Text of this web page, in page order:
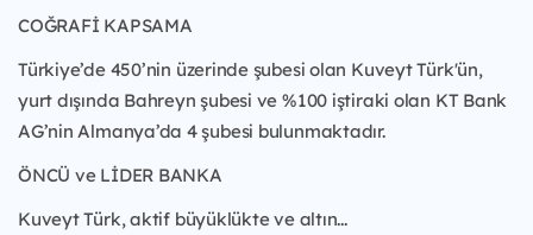
COĞRAFİ KAPSAMA
Türkiye’de 450’nin üzerinde şubesi olan Kuveyt Türk'ün,
yurt dışında Bahreyn şubesi ve %100 iştiraki olan KT Bank
AG’nin Almanya’da 4 şubesi bulunmaktadır.
ÖNCÜ ve LİDER BANKA
Kuveyt Türk, aktif büyüklükte ve altın...